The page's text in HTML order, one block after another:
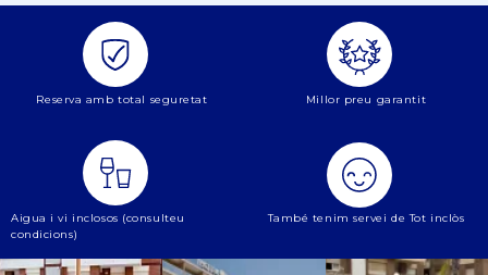
Reserva amb total seguretat Millor preu garantit
Aigua i vi inclosos (consulteu
condicions)
També tenim servei de Tot inclòs